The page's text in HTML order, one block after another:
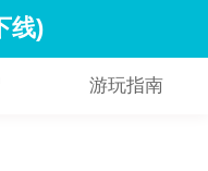
线)
游玩指南